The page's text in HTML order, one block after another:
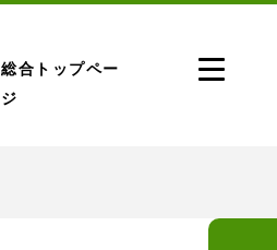
総合トップペー
ジ